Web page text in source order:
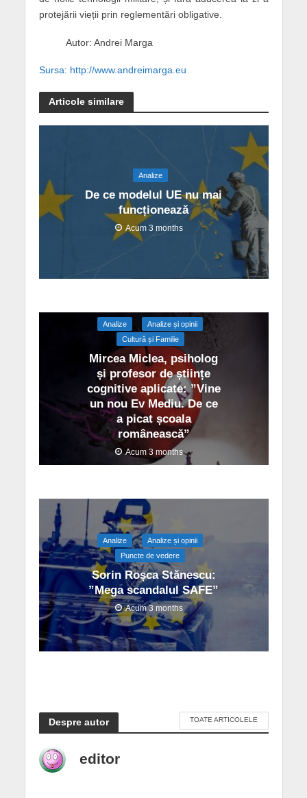
protejării vieții prin reglementări obligative.
Autor: Andrei Marga
Sursa: http://www.andreimarga.eu
Articole similare
Analize
De ce modelul UE nu mai
funcționează
Acum 3 months
Analize
Analize și opinii
Cultură și Familie
Mircea Miclea, psiholog
și profesor de științe
cognitive aplicate: ”Vine
un nou Ev Mediu. De ce
a picat școala
românească”
Acum 3 months
Analize
Analize și opinii
Puncte de vedere
Sorin Roșca Stănescu:
”Mega scandalul SAFE”
Acum 3 months
Despre autor TOATE ARTICOLELE
editor